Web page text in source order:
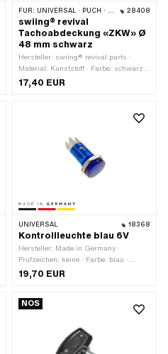
FÜR: UNIVERSAL · PUCH · SACHS 28408
swiing® revival
Tachoabdeckung «ZKW» Ø
48 mm schwarz
Hersteller: swiing® revival parts ·
Material: Kunststoff · Farbe: schwarz ·
Ø Befestigungsloch: 48 mm
17,40 EUR
UNIVERSAL 18368
Kontrollleuchte blau 6V
Hersteller: Made in Germany ·
Prüfzeichen: keine · Farbe: blau ·
Spannung: 6 V · Ø aussen: 16 mm ·
19,70 EUR
NOS